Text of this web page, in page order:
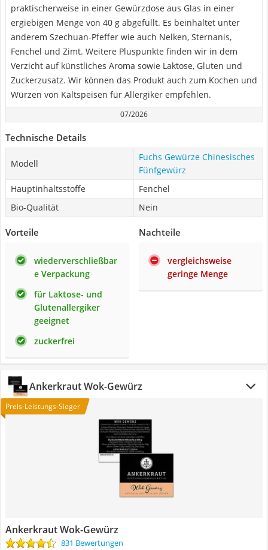
praktischerweise in einer Gewürzdose aus Glas in einer
ergiebigen Menge von 40 g abgefüllt. Es beinhaltet unter
anderem Szechuan-Pfeffer wie auch Nelken, Sternanis,
Fenchel und Zimt. Weitere Pluspunkte finden wir in dem
Verzicht auf künstliches Aroma sowie Laktose, Gluten und
Zuckerzusatz. Wir können das Produkt auch zum Kochen und
Würzen von Kaltspeisen für Allergiker empfehlen.
07/2026
Technische Details
Modell
Fuchs Gewürze Chinesisches
Fünfgewürz
Hauptinhaltsstoffe
Fenchel
Bio-Qualität
Nein
Vorteile
wiederverschließbar
e Verpackung
für Laktose- und
Glutenallergiker
geeignet
zuckerfrei
Nachteile
vergleichsweise
geringe Menge
Ankerkraut Wok-Gewürz
Preis-Leistungs-Sieger
Ankerkraut Wok-Gewürz
831 Bewertungen